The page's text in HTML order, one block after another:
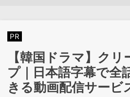
PR
【韓国ドラマ】ク
プ｜日本語字幕で全
きる動画配信サービ